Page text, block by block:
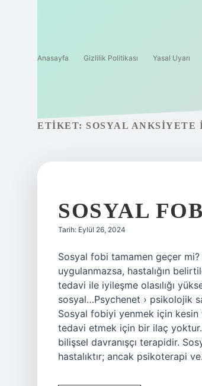
Anasayfa Gizlilik Politikası Yasal Uyarı
ETIKET: SOSYAL ANKSIYETE
SOSYAL
Tarih: Eylül 26, 2024
Sosyal fobi tamamen geçer
uygulanmazsa, hastalığın
tedavi ile iyileşme olasılığı
sosyal…Psychenet › psikolojik
Sosyal fobiyi yenmek için
tedavi etmek için bir ilaç
bilişsel davranışçı terapidir.
hastalıktır; ancak psikoterapi